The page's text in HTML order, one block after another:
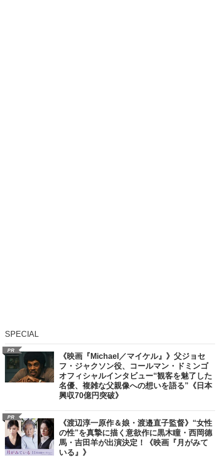
SPECIAL
PR
《映画『Michael／マイケル』》父ジョセ
フ・ジャクソン役、コールマン・ドミンゴ
オフィシャルインタビュー“観客を魅了した
名優、複雑な父親像への想いを語る”《日本
興収70億円突破》
PR
《渡辺淳一原作＆娘・渡邉直子監督》“女性
の性”を真摯に描く意欲作に黒木瞳・西岡德
馬・吉田羊が出演決定！《映画『月がみて
いる』》